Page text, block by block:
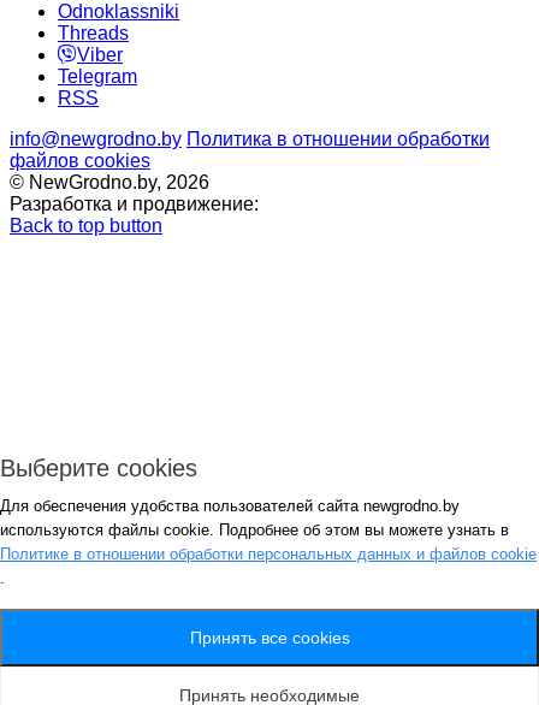
Odnoklassniki
Threads
Viber
Telegram
RSS
info@newgrodno.by Политика в отношении обработки
файлов cookies
© NewGrodno.by, 2026
Разработка и продвижение:
Back to top button
Авторизация
*
Запомнить
Потеряли пароль ?
Генерация пароля
Выберите cookies
Для обеспечения удобства пользователей сайта newgrodno.by
используются файлы cookie. Подробнее об этом вы можете узнать в
Политике в отношении обработки персональных данных и файлов cookie
.
Принять все cookies
Принять необходимые